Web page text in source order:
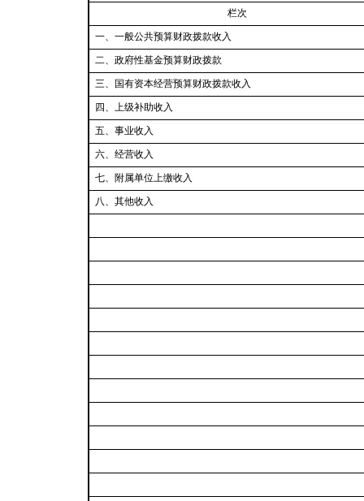
栏次
一、一般公共预算财政拨款收入
二、政府性基金预算财政拨款
三、 国有资本经营预算财政拨款收入
四 、上级补助收入
五、事业收入
六、经营收入
七、附属单位上缴收入
八、其他收入